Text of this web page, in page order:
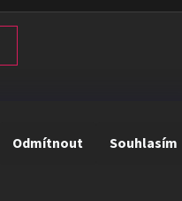
Odmítnout Souhlasím